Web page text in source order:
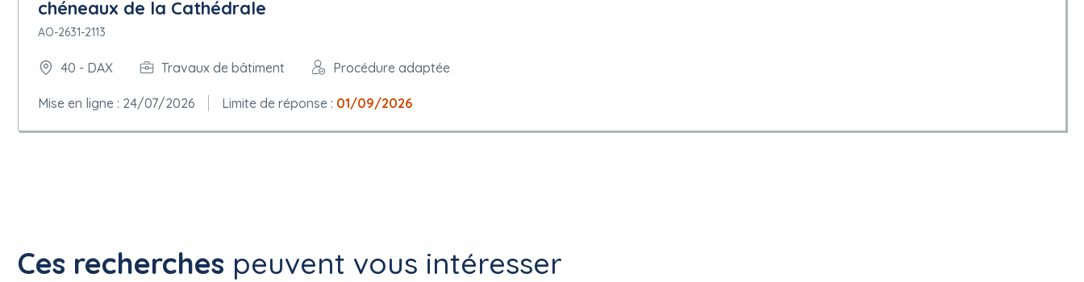
chéneaux de la Cathédrale
AO-2631-2113
40 - DAX Travaux de bâtiment Procédure adaptée
Mise en ligne : 24/07/2026 Limite de réponse : 01/09/2026
Ces recherches peuvent vous intéresser